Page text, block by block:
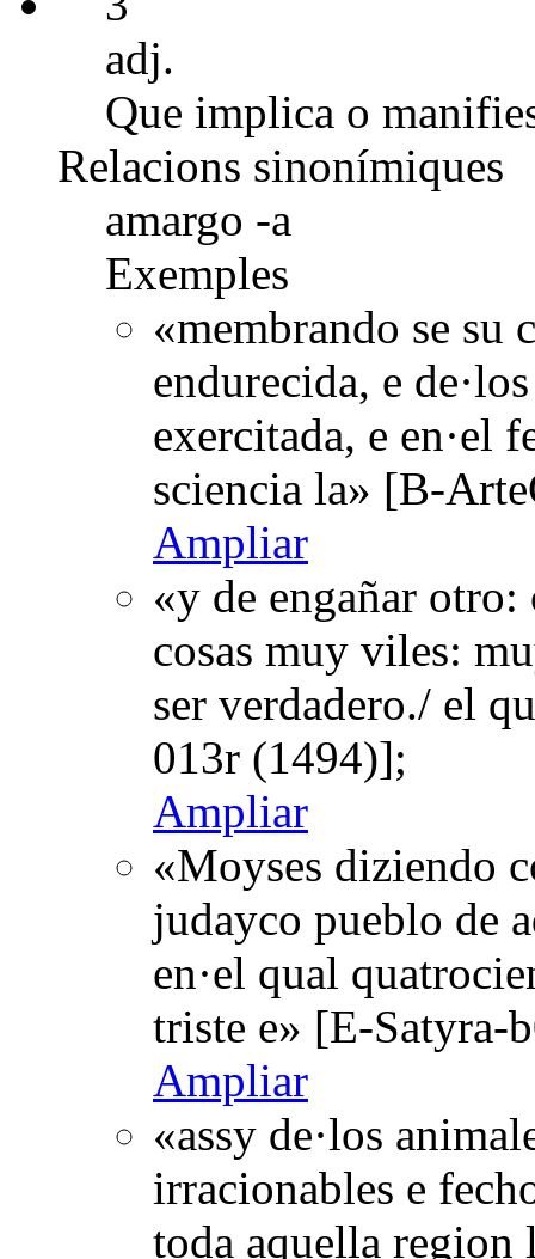
adj.
Que implica o
Relacions sinonímiques
amargo -a
Exemples
«membrando se su
endurecida, e
exercitada, e en·el
sciencia la» [B-
Ampliar
«y de engañar
cosas muy viles:
ser verdadero./ el
013r (1494)];
Ampliar
«Moyses diziendo
judayco pueblo de
en·el qual
triste e» [E-Satyra-
Ampliar
«assy de·los
irracionables e
toda aquella